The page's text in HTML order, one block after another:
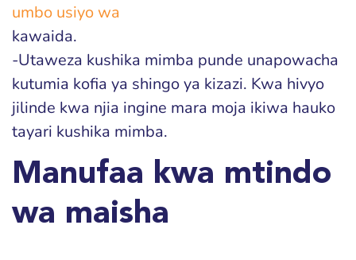
umbo usiyo wa
kawaida.
-Utaweza kushika mimba punde unapowacha
kutumia kofia ya shingo ya kizazi. Kwa hivyo
jilinde kwa njia ingine mara moja ikiwa hauko
tayari kushika mimba.
Manufaa kwa mtindo
wa maisha